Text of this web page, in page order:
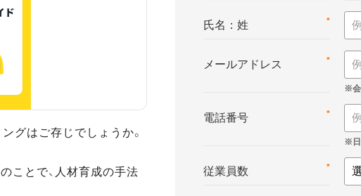
グはご存じでしょうか。
ことで、人材育成の手法
*
氏名：姓
*
メールアドレス
*
電話番号
*
従業員数